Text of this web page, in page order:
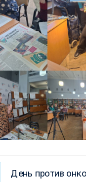
запись:
День против